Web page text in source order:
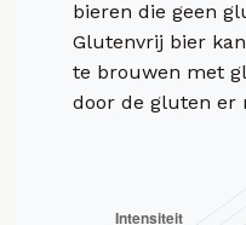
bieren die geen
Glutenvrij bier
te brouwen met
door de gluten er